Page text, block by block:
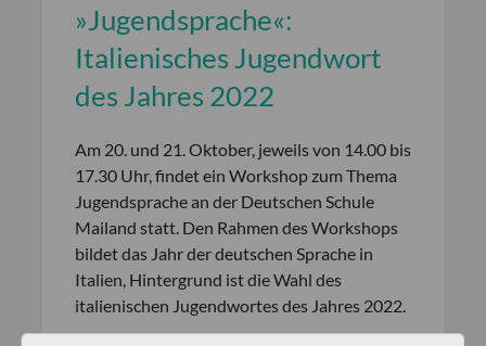
»Jugendsprache«:
Italienisches Jugendwort
des Jahres 2022
Am 20. und 21. Oktober, jeweils von 14.00 bis
17.30 Uhr, findet ein Workshop zum Thema
Jugendsprache an der Deutschen Schule
Mailand statt. Den Rahmen des Workshops
bildet das Jahr der deutschen Sprache in
Italien, Hintergrund ist die Wahl des
italienischen Jugendwortes des Jahres 2022.